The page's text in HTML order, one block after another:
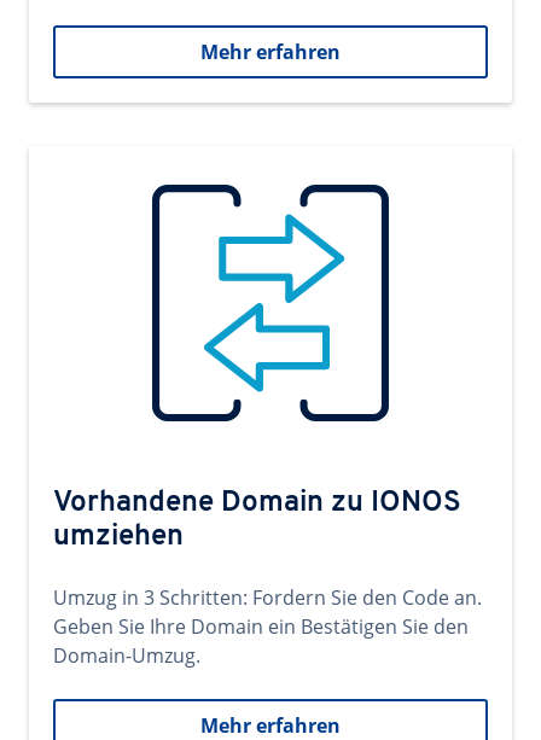
Mehr erfahren
Vorhandene Domain zu IONOS
umziehen
Umzug in 3 Schritten: Fordern Sie den Code an.
Geben Sie Ihre Domain ein Bestätigen Sie den
Domain-Umzug.
Mehr erfahren